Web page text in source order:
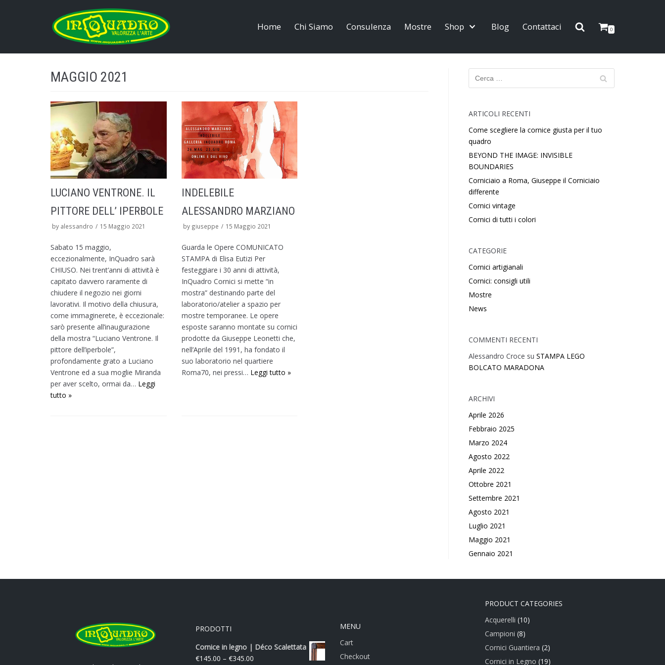
Home Chi Siamo Consulenza Mostre Shop Blog Contattaci 0
MAGGIO 2021
LUCIANO VENTRONE. IL
PITTORE DELL’ IPERBOLE
by alessandro 15 Maggio 2021
Sabato 15 maggio,
eccezionalmente, InQuadro sarà
CHIUSO. Nei trent’anni di attività è
capitato davvero raramente di
chiudere il negozio nei giorni
lavorativi. Il motivo della chiusura,
come immaginerete, è eccezionale:
sarò presente all’inaugurazione
della mostra “Luciano Ventrone. Il
pittore dell’iperbole”,
profondamente grato a Luciano
Ventrone ed a sua moglie Miranda
per aver scelto, ormai da… Leggi
tutto »
INDELEBILE
ALESSANDRO MARZIANO
by giuseppe 15 Maggio 2021
Guarda le Opere COMUNICATO
STAMPA di Elisa Eutizi Per
festeggiare i 30 anni di attività,
InQuadro Cornici si mette “in
mostra” destinando parte del
laboratorio/atelier a spazio per
mostre temporanee. Le opere
esposte saranno montate su cornici
prodotte da Giuseppe Leonetti che,
nell’Aprile del 1991, ha fondato il
suo laboratorio nel quartiere
Roma70, nei pressi… Leggi tutto »
ARTICOLI RECENTI
Come scegliere la cornice giusta per il tuo
quadro
BEYOND THE IMAGE: INVISIBLE
BOUNDARIES
Corniciaio a Roma, Giuseppe il Corniciaio
differente
Cornici vintage
Cornici di tutti i colori
CATEGORIE
Cornici artigianali
Cornici: consigli utili
Mostre
News
COMMENTI RECENTI
Alessandro Croce su STAMPA LEGO
BOLCATO MARADONA
ARCHIVI
Aprile 2026
Febbraio 2025
Marzo 2024
Agosto 2022
Aprile 2022
Ottobre 2021
Settembre 2021
Agosto 2021
Luglio 2021
Maggio 2021
Gennaio 2021
PRODOTTI
Cornice in legno | Déco Scalettata
€145.00 – €345.00
MENU
Cart
Checkout
PRODUCT CATEGORIES
Acquerelli (10)
Campioni (8)
Cornici Guantiera (2)
Cornici in Legno (19)